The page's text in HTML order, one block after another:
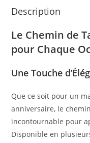
Description
Le Chemin de
pour Chaque
Une Touche
Que ce soit pour un
anniversaire, le
incontournable pour
Disponible en